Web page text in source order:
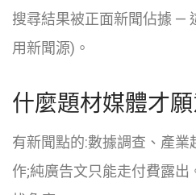
搜尋結果被正面新聞佔據 —
用新聞源)。
什麼題材媒體才
有新聞點的:數據調查、產
作;純廣告文只能走付費露